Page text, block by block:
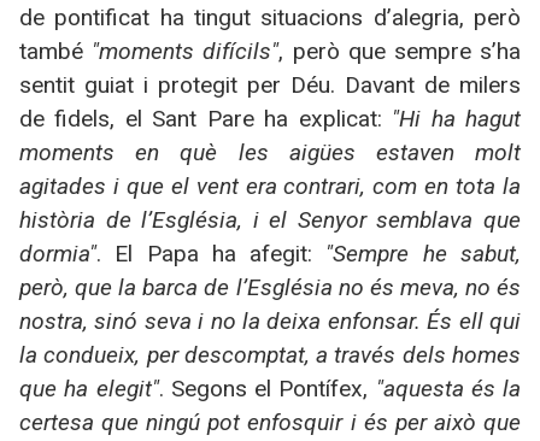
de pontificat ha tingut situacions d’alegria, però
també "moments difícils", però que sempre s’ha
sentit guiat i protegit per Déu. Davant de milers
de fidels, el Sant Pare ha explicat: "Hi ha hagut
moments en què les aigües estaven molt
agitades i que el vent era contrari, com en tota la
història de l’Església, i el Senyor semblava que
dormia". El Papa ha afegit: "Sempre he sabut,
però, que la barca de l’Església no és meva, no és
nostra, sinó seva i no la deixa enfonsar. És ell qui
la condueix, per descomptat, a través dels homes
que ha elegit". Segons el Pontífex, "aquesta és la
certesa que ningú pot enfosquir i és per això que